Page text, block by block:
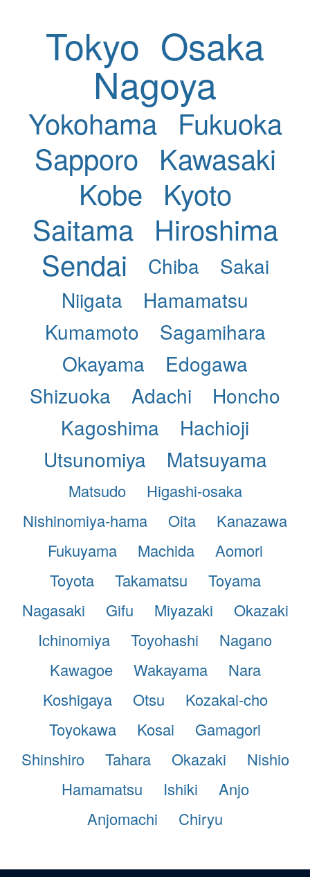
Tokyo Osaka
Nagoya
Yokohama Fukuoka
Sapporo Kawasaki
Kobe Kyoto
Saitama Hiroshima
Sendai
Chiba
Sakai
Niigata
Hamamatsu
Kumamoto
Sagamihara
Okayama
Edogawa
Shizuoka
Adachi
Honcho
Kagoshima
Hachioji
Utsunomiya
Matsuyama
Matsudo
Higashi-osaka
Nishinomiya-hama
Oita
Kanazawa
Fukuyama
Machida
Aomori
Toyota
Takamatsu
Toyama
Nagasaki
Gifu Miyazaki
Okazaki
Ichinomiya
Toyohashi
Nagano
Kawagoe
Wakayama
Nara
Koshigaya
Otsu
Kozakai-cho
Toyokawa
Kosai
Gamagori
Shinshiro
Tahara Okazaki
Nishio
Hamamatsu
Ishiki
Anjo
Anjomachi
Chiryu